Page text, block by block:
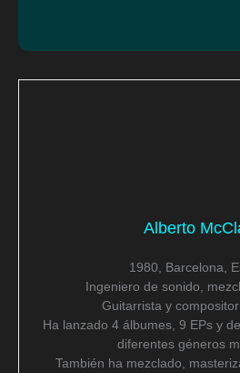
Alberto
1980, Barcelona,
Ingeniero de sonido,
Guitarrista y compositor
Ha lanzado 4 álbumes, 9 EPs y
diferentes géneros
También ha mezclado,